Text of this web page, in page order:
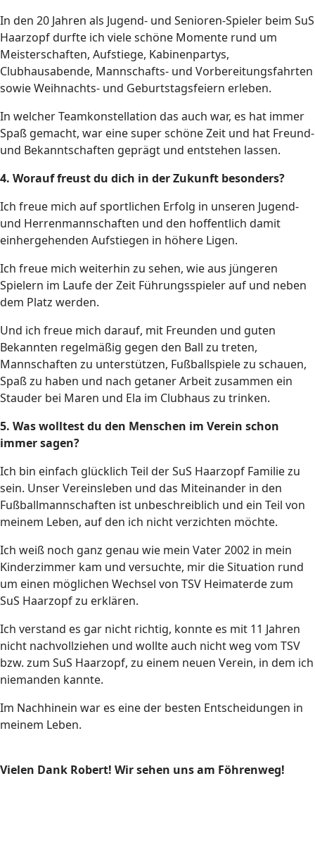
In den 20 Jahren als Jugend- und Senioren-Spieler beim SuS
Haarzopf durfte ich viele schöne Momente rund um
Meisterschaften, Aufstiege, Kabinenpartys,
Clubhausabende, Mannschafts- und Vorbereitungsfahrten
sowie Weihnachts- und Geburtstagsfeiern erleben.
In welcher Teamkonstellation das auch war, es hat immer
Spaß gemacht, war eine super schöne Zeit und hat Freund-
und Bekanntschaften geprägt und entstehen lassen.
4. Worauf freust du dich in der Zukunft besonders?
Ich freue mich auf sportlichen Erfolg in unseren Jugend-
und Herrenmannschaften und den hoffentlich damit
einhergehenden Aufstiegen in höhere Ligen.
Ich freue mich weiterhin zu sehen, wie aus jüngeren
Spielern im Laufe der Zeit Führungsspieler auf und neben
dem Platz werden.
Und ich freue mich darauf, mit Freunden und guten
Bekannten regelmäßig gegen den Ball zu treten,
Mannschaften zu unterstützen, Fußballspiele zu schauen,
Spaß zu haben und nach getaner Arbeit zusammen ein
Stauder bei Maren und Ela im Clubhaus zu trinken.
5. Was wolltest du den Menschen im Verein schon
immer sagen?
Ich bin einfach glücklich Teil der SuS Haarzopf Familie zu
sein. Unser Vereinsleben und das Miteinander in den
Fußballmannschaften ist unbeschreiblich und ein Teil von
meinem Leben, auf den ich nicht verzichten möchte.
Ich weiß noch ganz genau wie mein Vater 2002 in mein
Kinderzimmer kam und versuchte, mir die Situation rund
um einen möglichen Wechsel von TSV Heimaterde zum
SuS Haarzopf zu erklären.
Ich verstand es gar nicht richtig, konnte es mit 11 Jahren
nicht nachvollziehen und wollte auch nicht weg vom TSV
bzw. zum SuS Haarzopf, zu einem neuen Verein, in dem ich
niemanden kannte.
Im Nachhinein war es eine der besten Entscheidungen in
meinem Leben.
Vielen Dank Robert! Wir sehen uns am Föhrenweg!